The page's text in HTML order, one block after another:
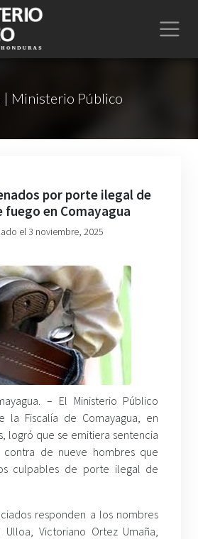
| Ministerio Público
por porte ilegal de
fuego en Comayagua
el 3 noviembre, 2025
– El Ministerio Público
la Fiscalía de Comayagua, en
logró que se emitiera sentencia
contra de nueve hombres que
culpables de porte ilegal de
responden a los nombres
Victoriano Ortez Umaña,